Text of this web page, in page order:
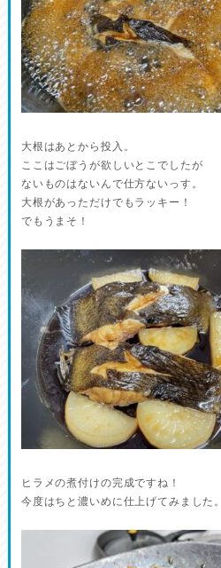
大根はあとから投入。
ここはごぼうが欲しいとこでしたが
ないものはないんで仕方ないっす。
大根があっただけでもラッキー！
でもうまそ！
ヒラメの煮付けの完成ですね！
今度はちと濃いめに仕上げてみました。